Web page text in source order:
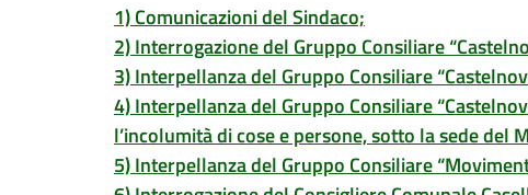
1) Comunicazioni del Sindaco;
2) Interrogazione del Gruppo Consiliare
3) Interpellanza del Gruppo Consiliare
4) Interpellanza del Gruppo Consiliare
l’incolumità di cose e persone, sotto la sede del
5) Interpellanza del Gruppo Consiliare